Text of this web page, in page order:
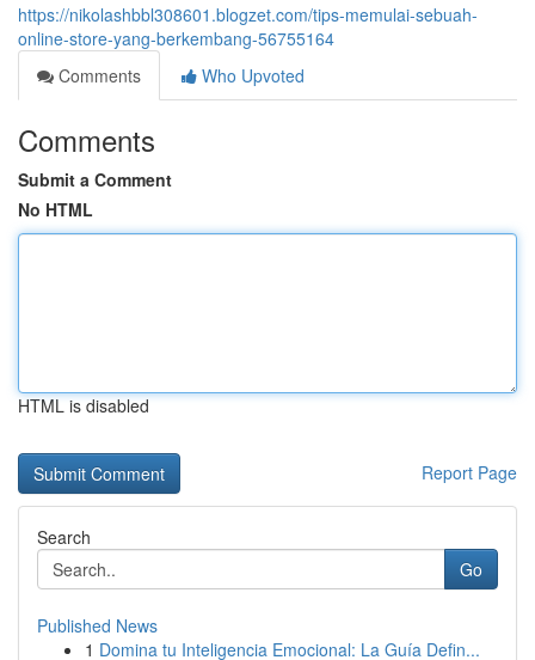
https://nikolashbbl308601.blogzet.com/tips-memulai-sebuah-
online-store-yang-berkembang-56755164
Comments
Who Upvoted
Comments
Submit a Comment
No HTML
HTML is disabled
Report Page
Search
Go
Published News
1 Domina tu Inteligencia Emocional: La Guía Defin...